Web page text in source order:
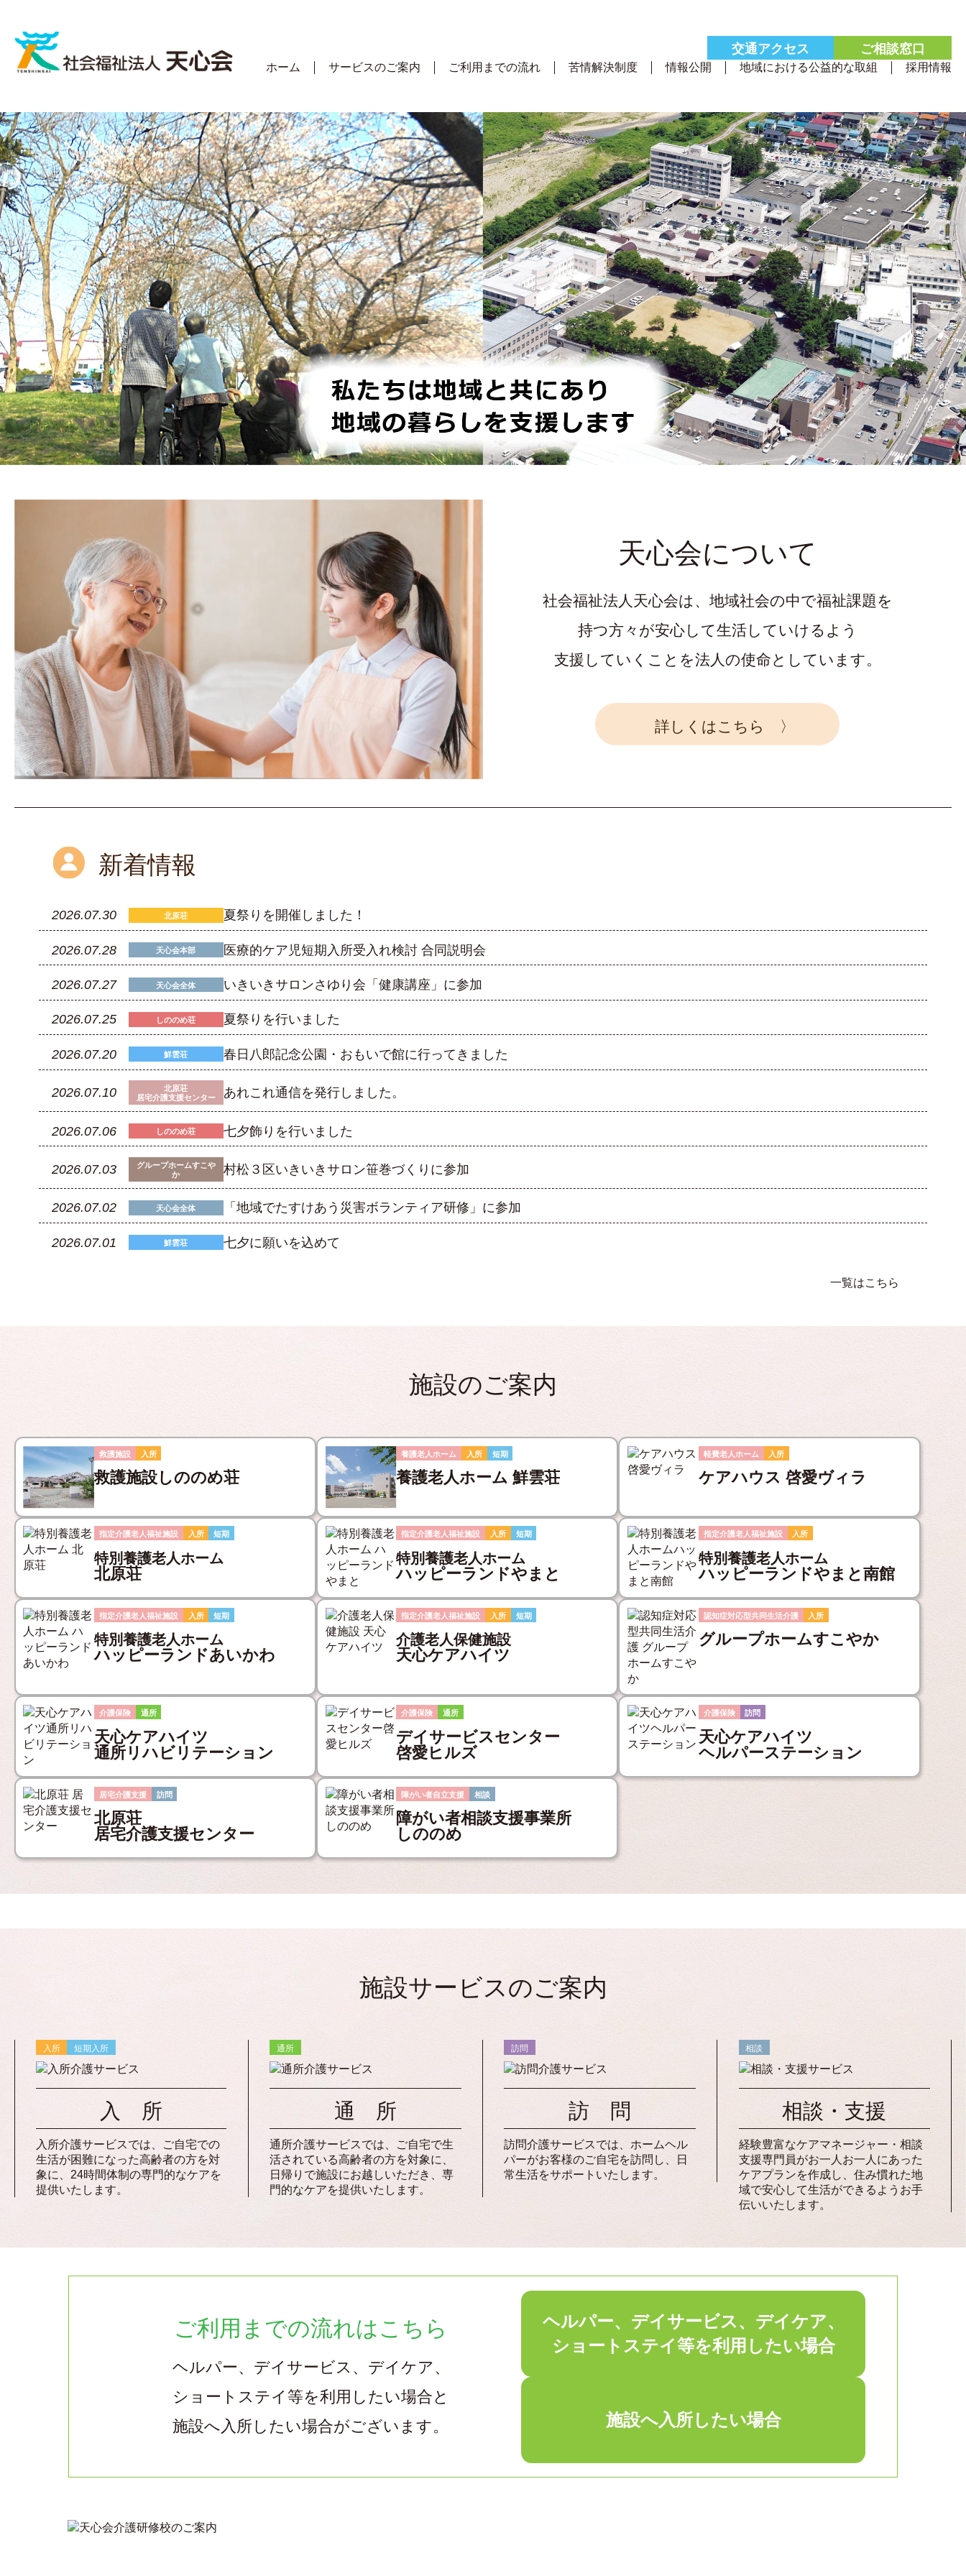
content
ホーム サービスのご案内 ご利用までの流れ 苦情解決制度 情報公開 地域における公益的な取組 採用情報
交通アクセス ご相談窓口
天心会について
社会福祉法人天心会は、地域社会の中で福祉課題を
持つ方々が安心して生活していけるよう
支援していくことを法人の使命としています。
詳しくはこちら 〉
新着情報
2026.07.30 北原荘 夏祭りを開催しました！
2026.07.28 天心会本部 医療的ケア児短期入所受入れ検討 合同説明会
2026.07.27 天心会全体 いきいきサロンさゆり会「健康講座」に参加
2026.07.25 しののめ荘 夏祭りを行いました
2026.07.20 鮮雲荘 春日八郎記念公園・おもいで館に行ってきました
2026.07.10
北原荘
居宅介護支援センター
あれこれ通信を発行しました。
2026.07.06 しののめ荘 七夕飾りを行いました
2026.07.03
グループホームすこや
か
村松３区いきいきサロン笹巻づくりに参加
2026.07.02 天心会全体 「地域でたすけあう災害ボランティア研修」に参加
2026.07.01 鮮雲荘 七夕に願いを込めて
一覧はこちら
施設のご案内
救護施設 入所
救護施設しののめ荘
養護老人ホーム 入所 短期
養護老人ホーム 鮮雲荘
軽費老人ホーム 入所
ケアハウス 啓愛ヴィラ
指定介護老人福祉施設 入所 短期
特別養護老人ホーム
北原荘
指定介護老人福祉施設 入所 短期
特別養護老人ホーム
ハッピーランドやまと
指定介護老人福祉施設 入所
特別養護老人ホーム
ハッピーランドやまと南館
指定介護老人福祉施設 入所 短期
特別養護老人ホーム
ハッピーランドあいかわ
指定介護老人福祉施設 入所 短期
介護老人保健施設
天心ケアハイツ
認知症対応型共同生活介護 入所
グループホームすこやか
介護保険 通所
天心ケアハイツ
通所リハビリテーション
介護保険 通所
デイサービスセンター
啓愛ヒルズ
介護保険 訪問
天心ケアハイツ
ヘルパーステーション
居宅介護支援 訪問
北原荘
居宅介護支援センター
障がい者自立支援 相談
障がい者相談支援事業所
しののめ
施設サービスのご案内
入所 短期入所
入 所
入所介護サービスでは、ご自宅での
生活が困難になった高齢者の方を対
象に、24時間体制の専門的なケアを
提供いたします。
通所
通 所
通所介護サービスでは、ご自宅で生
活されている高齢者の方を対象に、
日帰りで施設にお越しいただき、専
門的なケアを提供いたします。
訪問
訪 問
訪問介護サービスでは、ホームヘル
パーがお客様のご自宅を訪問し、日
常生活をサポートいたします。
相談
相談・支援
経験豊富なケアマネージャー・相談
支援専門員がお一人お一人にあった
ケアプランを作成し、住み慣れた地
域で安心して生活ができるようお手
伝いいたします。
ご利用までの流れはこちら
ヘルパー、デイサービス、デイケア、
ショートステイ等を利用したい場合と
施設へ入所したい場合がございます。
ヘルパー、デイサービス、デイケア、
ショートステイ等を利用したい場合
施設へ入所したい場合